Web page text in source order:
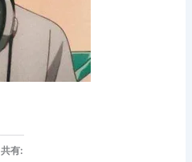
共有: